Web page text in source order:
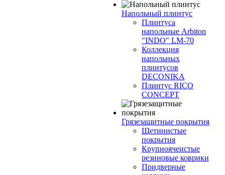
Напольный плинтус
Плинтуса
напольные Arbiton
"INDO" LM-70
Коллекция
напольных
плинтусов
DECONIKA
Плинтус RICO
CONCEPT
Грязезащитные покрытия
Щетинистые
покрытия
Крупноячеистые
резиновые коврики
Придверные